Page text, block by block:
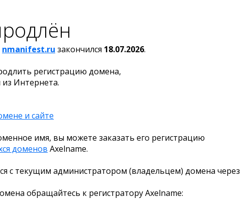
nmanifest.ru закончился 18.07.2026.
регистрацию домена,
Интернета.
и сайте
имя, вы можете заказать его регистрацию
доменов Axelname.
с текущим администратором (владельцем) домена через
обращайтесь к регистратору Axelname: